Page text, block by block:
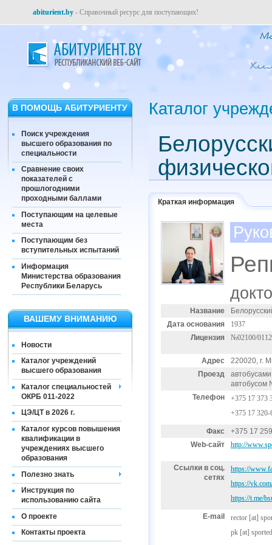
abiturient.by - Справочный ресурс для поступающих!
В ПОМОЩЬ АБИТУРИЕНТУ
Поиск учреждения
высшего образования по
специальности
Сравнение своих
показателей с
прошлогодними
проходными баллами
Поступающим на целевые
места
Поступающим без
вступительных испытаний
Информация
Министерства образования
Республики Беларусь
ВАШЕМУ ВНИМАНИЮ
Новости
Каталог учреждений
высшего образования
Каталог специальностей
ОКРБ 011-2022
ЦЭ/ЦТ в 2026 г.
Каталог курсов повышения
квалификации в
учреждениях высшего
образования
Полезно знать
Инструкция по
использованию сайта
О проекте
Контакты проекта
Каталог
Краткая информация
Название
Дата основания
1937
Лицензия
№02100/
Адрес
220020, г.
Проезд
автобусом
Телефон
+375 17 373
+375 17 320-
Факс
+375 17
Web-сайт
http://
Ссылки в соц.
сетях
https://
https://
https://t.me/
E-mail rector [at]
pk [at]